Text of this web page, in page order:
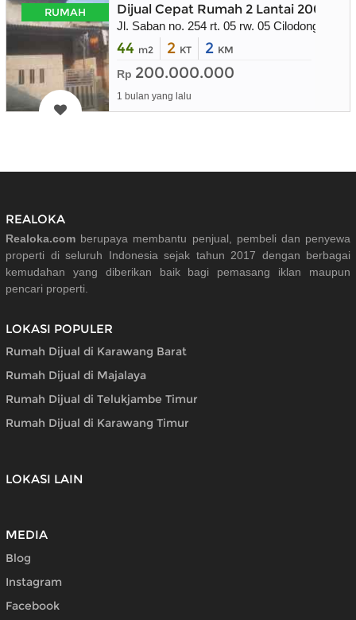
RUMAH Dijual Cepat Rumah 2 Lantai 200 juta
Jl. Saban no. 254 rt. 05 rw. 05 Cilodong Depok
44 m2 2 KT 2 KM
Rp 200.000.000
1 bulan yang lalu
REALOKA
Realoka.com berupaya membantu penjual, pembeli dan penyewa
properti di seluruh Indonesia sejak tahun 2017 dengan berbagai
kemudahan yang diberikan baik bagi pemasang iklan maupun
pencari properti.
LOKASI POPULER
Rumah Dijual di Karawang Barat
Rumah Dijual di Majalaya
Rumah Dijual di Telukjambe Timur
Rumah Dijual di Karawang Timur
LOKASI LAIN
MEDIA
Blog
Instagram
Facebook